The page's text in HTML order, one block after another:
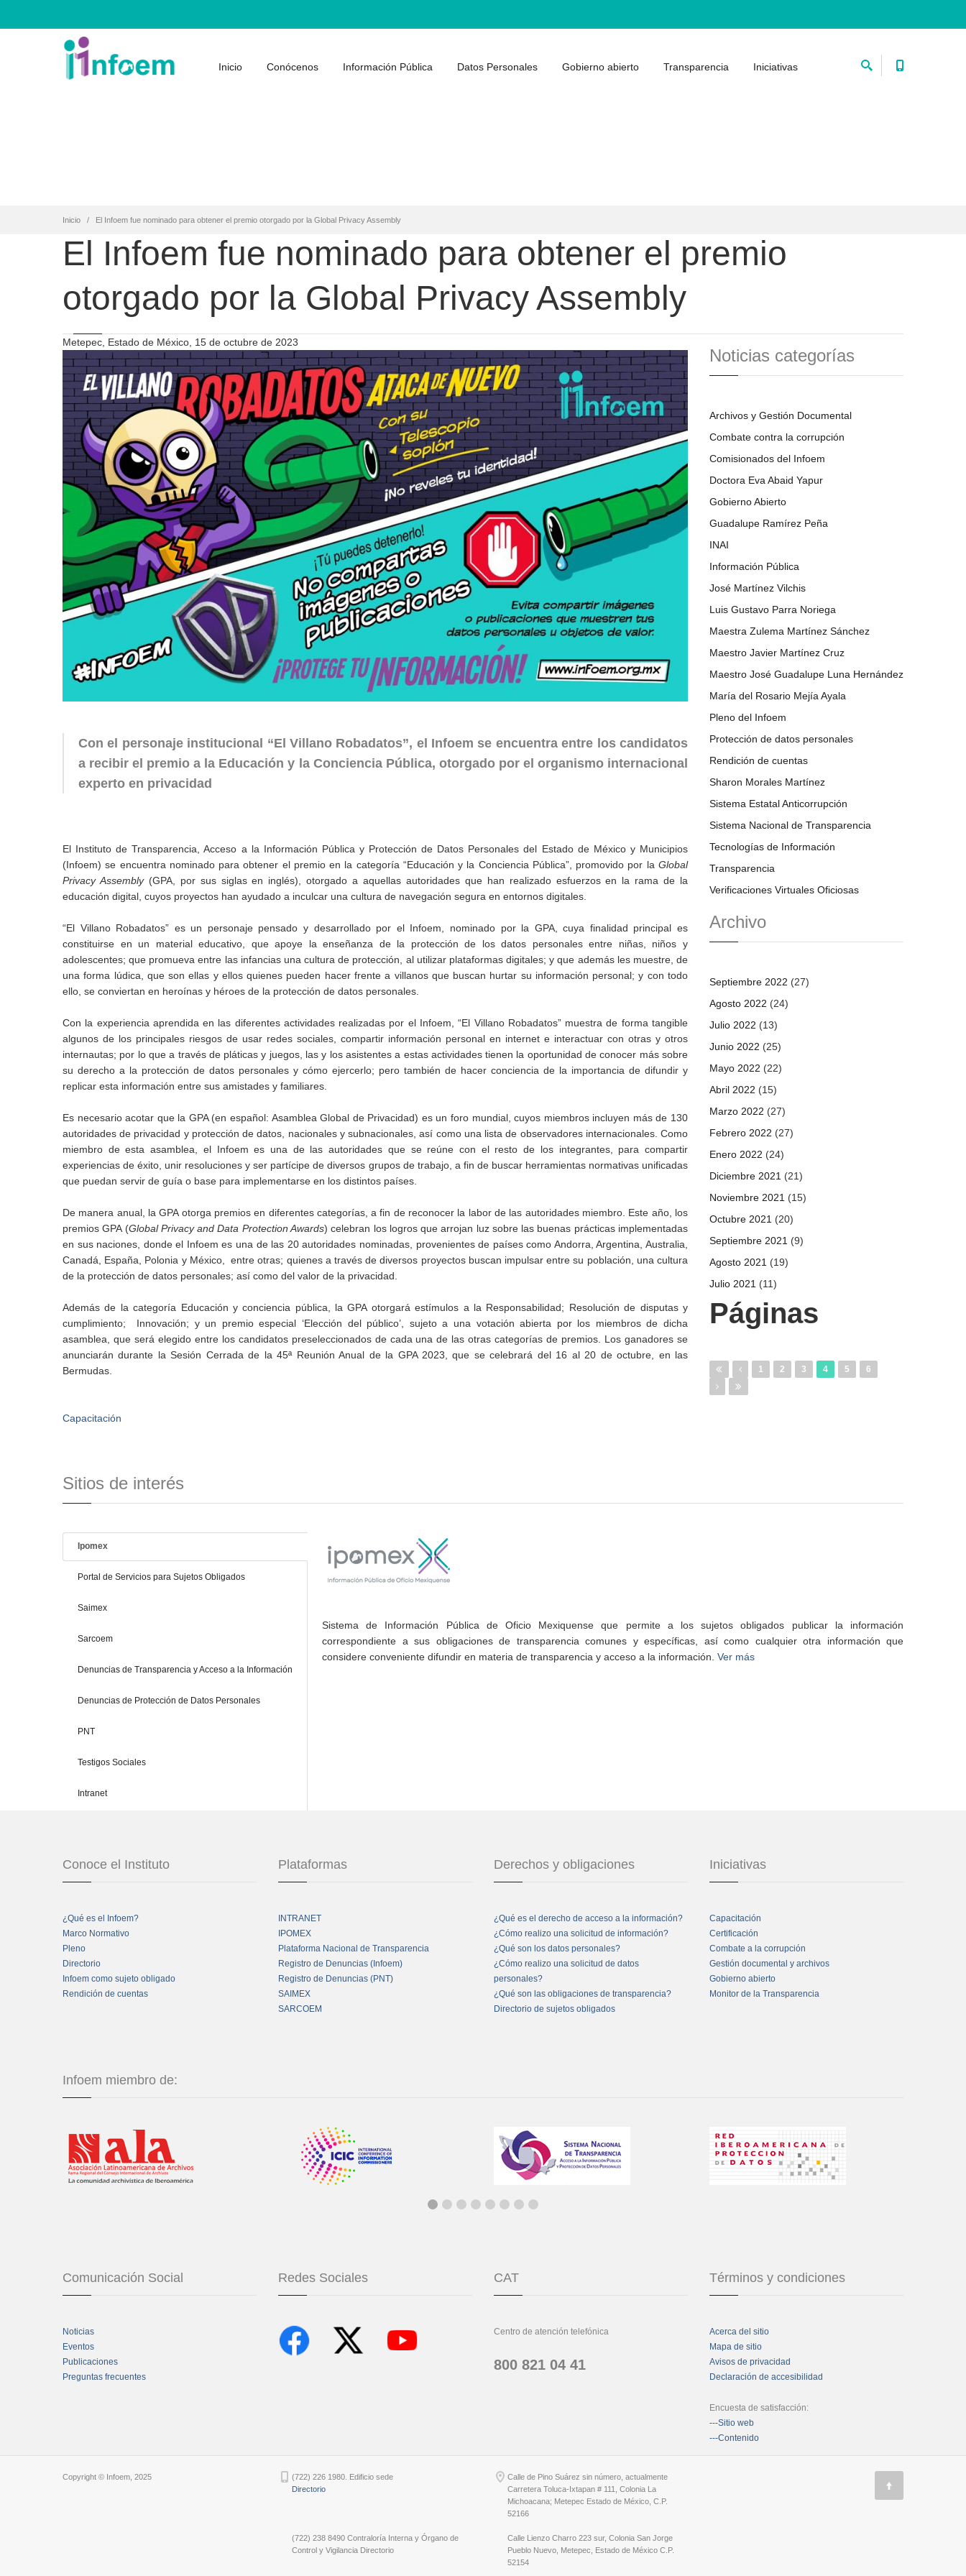
Inicio Conócenos Información Pública Datos Personales Gobierno abierto Transparencia Iniciativas
Inicio El Infoem fue nominado para obtener el premio otorgado por la Global Privacy Assembly
El Infoem fue nominado para obtener el premio
otorgado por la Global Privacy Assembly
Metepec, Estado de México, 15 de octubre de 2023
Con el personaje institucional “El Villano Robadatos”, el Infoem se encuentra entre los candidatos
a recibir el premio a la Educación y la Conciencia Pública, otorgado por el organismo internacional
experto en privacidad
El Instituto de Transparencia, Acceso a la Información Pública y Protección de Datos Personales del Estado de México y Municipios
(Infoem) se encuentra nominado para obtener el premio en la categoría “Educación y la Conciencia Pública”, promovido por la Global
Privacy Assembly(GPA, por sus siglas en inglés), otorgado a aquellas autoridades que han realizado esfuerzos en la rama de la
educación digital, cuyos proyectos han ayudado a inculcar una cultura de navegación segura en entornos digitales.
“El Villano Robadatos” es un personaje pensado y desarrollado por el Infoem, nominado por la GPA, cuya finalidad principal es
constituirse en un material educativo, que apoye la enseñanza de la protección de los datos personales entre niñas, niños y
adolescentes; que promueva entre las infancias una cultura de protección, al utilizar plataformas digitales; y que además les muestre, de
una forma lúdica, que son ellas y ellos quienes pueden hacer frente a villanos que buscan hurtar su información personal; y con todo
ello, se conviertan en heroínas y héroes de la protección de datos personales.
Con la experiencia aprendida en las diferentes actividades realizadas por el Infoem, “El Villano Robadatos” muestra de forma tangible
algunos de los principales riesgos de usar redes sociales, compartir información personal en internet e interactuar con otras y otros
internautas; por lo que a través de pláticas y juegos, las y los asistentes a estas actividades tienen la oportunidad de conocer más sobre
su derecho a la protección de datos personales y cómo ejercerlo; pero también de hacer conciencia de la importancia de difundir y
replicar esta información entre sus amistades y familiares.
Es necesario acotar que la GPA (en español: Asamblea Global de Privacidad) es un foro mundial, cuyos miembros incluyen más de 130
autoridades de privacidad y protección de datos, nacionales y subnacionales, así como una lista de observadores internacionales. Como
miembro de esta asamblea, el Infoem es una de las autoridades que se reúne con el resto de los integrantes, para compartir
experiencias de éxito, unir resoluciones y ser partícipe de diversos grupos de trabajo, a fin de buscar herramientas normativas unificadas
que puedan servir de guía o base para implementarse en los distintos países.
De manera anual, la GPA otorga premios en diferentes categorías, a fin de reconocer la labor de las autoridades miembro. Este año, los
premios GPA (Global Privacy and Data Protection Awards) celebran los logros que arrojan luz sobre las buenas prácticas implementadas
en sus naciones, donde el Infoem es una de las 20 autoridades nominadas, provenientes de países como Andorra, Argentina, Australia,
Canadá, España, Polonia y México, entre otras; quienes a través de diversos proyectos buscan impulsar entre su población, una cultura
de la protección de datos personales; así como del valor de la privacidad.
Además de la categoría Educación y conciencia pública, la GPA otorgará estímulos a la Responsabilidad; Resolución de disputas y
cumplimiento; Innovación; y un premio especial ‘Elección del público’, sujeto a una votación abierta por los miembros de dicha
asamblea, que será elegido entre los candidatos preseleccionados de cada una de las otras categorías de premios. Los ganadores se
anunciarán durante la Sesión Cerrada de la 45ª Reunión Anual de la GPA 2023, que se celebrará del 16 al 20 de octubre, en las
Bermudas.
Capacitación
Noticias categorías
Archivos y Gestión Documental
Combate contra la corrupción
Comisionados del Infoem
Doctora Eva Abaid Yapur
Gobierno Abierto
Guadalupe Ramírez Peña
INAI
Información Pública
José Martínez Vilchis
Luis Gustavo Parra Noriega
Maestra Zulema Martínez Sánchez
Maestro Javier Martínez Cruz
Maestro José Guadalupe Luna Hernández
María del Rosario Mejía Ayala
Pleno del Infoem
Protección de datos personales
Rendición de cuentas
Sharon Morales Martínez
Sistema Estatal Anticorrupción
Sistema Nacional de Transparencia
Tecnologías de Información
Transparencia
Verificaciones Virtuales Oficiosas
Archivo
Septiembre 2022 (27)
Agosto 2022 (24)
Julio 2022 (13)
Junio 2022 (25)
Mayo 2022 (22)
Abril 2022 (15)
Marzo 2022 (27)
Febrero 2022 (27)
Enero 2022 (24)
Diciembre 2021 (21)
Noviembre 2021 (15)
Octubre 2021 (20)
Septiembre 2021 (9)
Agosto 2021 (19)
Julio 2021 (11)
Páginas
1 2 3 4 5 6
Sitios de interés
Ipomex
Portal de Servicios para Sujetos Obligados
Saimex
Sarcoem
Denuncias de Transparencia y Acceso a la Información
Denuncias de Protección de Datos Personales
PNT
Testigos Sociales
Intranet
Sistema de Información Pública de Oficio Mexiquense que permite a los sujetos obligados publicar la información
correspondiente a sus obligaciones de transparencia comunes y específicas, así como cualquier otra información que
considere conveniente difundir en materia de transparencia y acceso a la información. Ver más
Conoce el Instituto
¿Qué es el Infoem?
Marco Normativo
Pleno
Directorio
Infoem como sujeto obligado
Rendición de cuentas
Plataformas
INTRANET
IPOMEX
Plataforma Nacional de Transparencia
Registro de Denuncias (Infoem)
Registro de Denuncias (PNT)
SAIMEX
SARCOEM
Derechos y obligaciones
¿Qué es el derecho de acceso a la información?
¿Cómo realizo una solicitud de información?
¿Qué son los datos personales?
¿Cómo realizo una solicitud de datos
personales?
¿Qué son las obligaciones de transparencia?
Directorio de sujetos obligados
Iniciativas
Capacitación
Certificación
Combate a la corrupción
Gestión documental y archivos
Gobierno abierto
Monitor de la Transparencia
Infoem miembro de:
Comunicación Social
Noticias
Eventos
Publicaciones
Preguntas frecuentes
Redes Sociales CAT
Centro de atención telefónica
800 821 04 41
Términos y condiciones
Acerca del sitio
Mapa de sitio
Avisos de privacidad
Declaración de accesibilidad
Encuesta de satisfacción:
---Sitio web
---Contenido
Copyright © Infoem, 2025
(722) 226 1980. Edificio sede
Directorio
(722) 238 8490 Contraloría Interna y Órgano de
Control y Vigilancia Directorio
Calle de Pino Suárez sin número, actualmente
Carretera Toluca-Ixtapan # 111, Colonia La
Michoacana; Metepec Estado de México, C.P.
52166
Calle Lienzo Charro 223 sur, Colonia San Jorge
Pueblo Nuevo, Metepec, Estado de México C.P.
52154